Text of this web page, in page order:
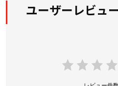
ユーザーレビュ